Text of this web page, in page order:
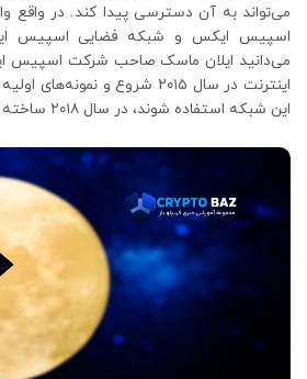
می‌تواند به آن دسترسی پیدا کند. در واقع
اسپیس ایکس و شبکه فضایی اسپیس
می‌دانید ایلان ماسک صاحب شرکت اسپیس
اینترنت در سال ۲۰۱۵ شروع و
این شبکه استفاده شوند، در سال ۲۰۱۸ ساخته شد.